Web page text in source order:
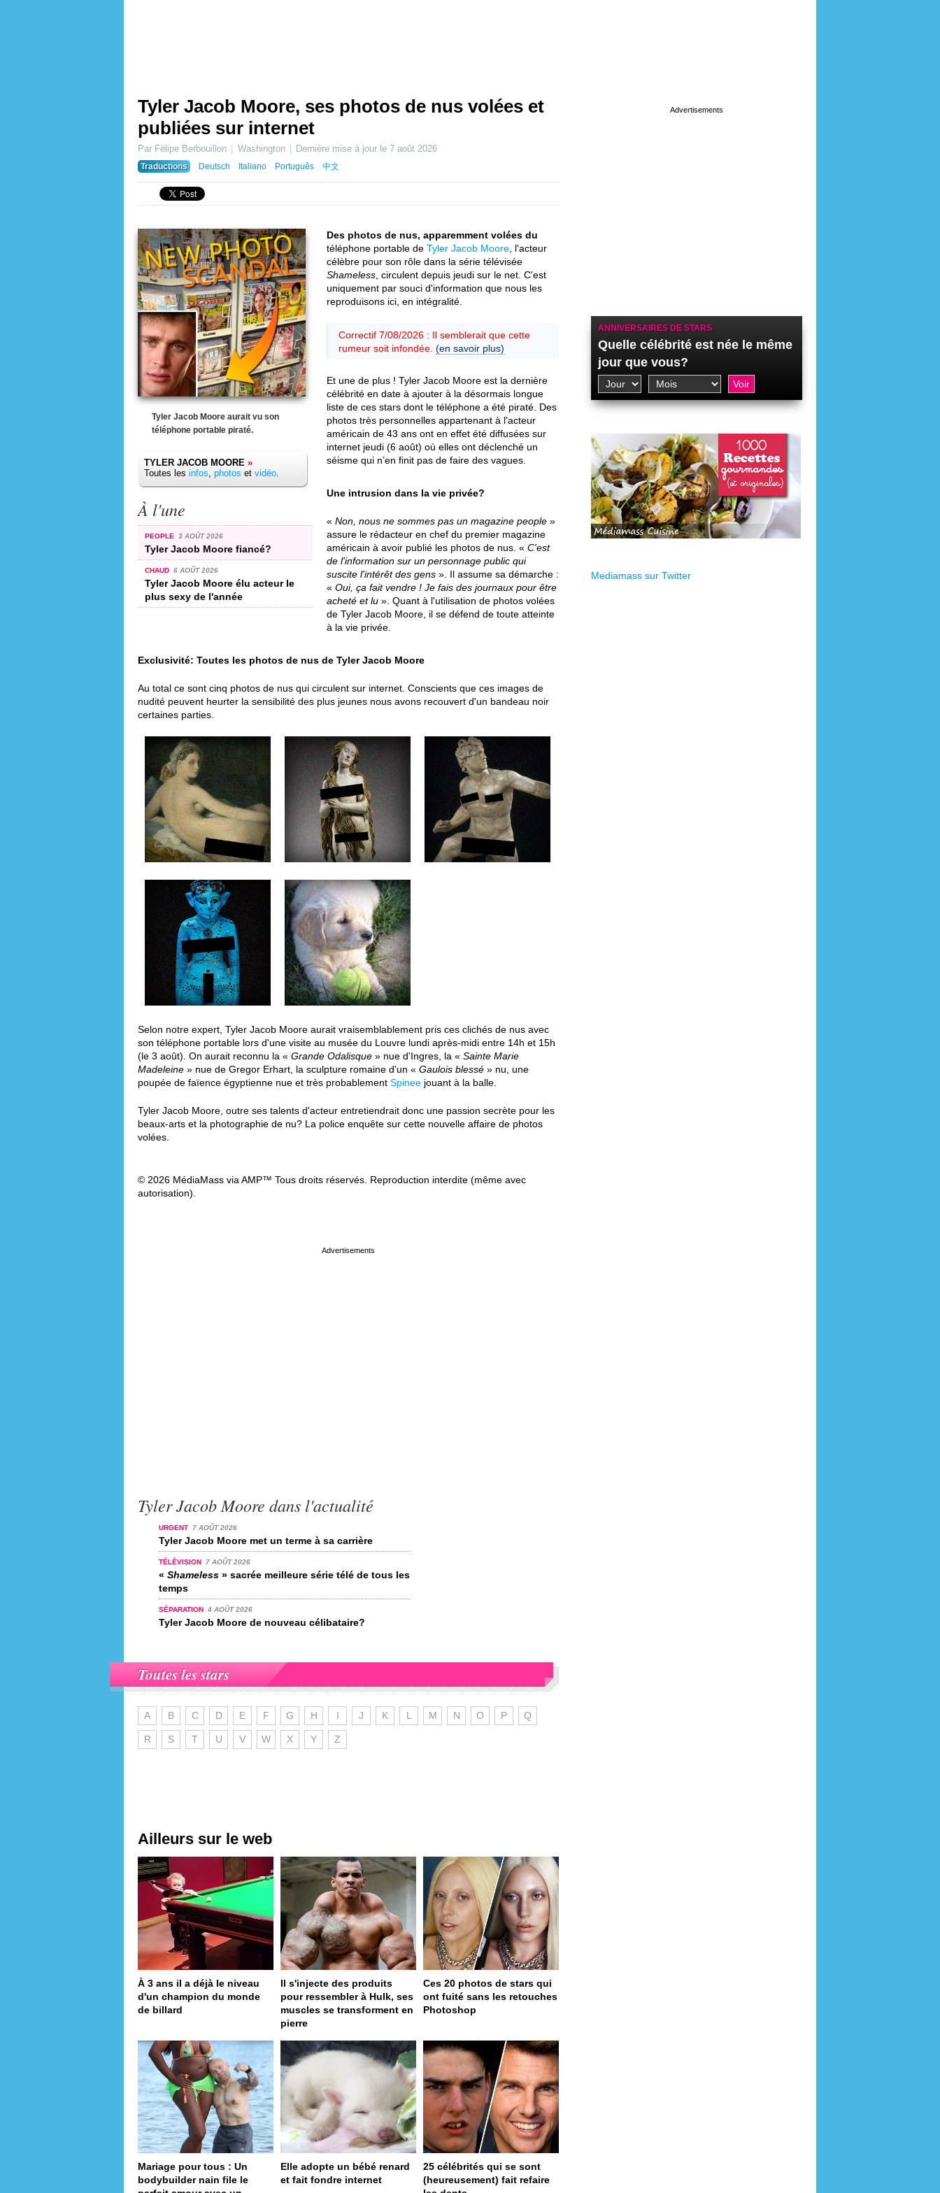
Tyler Jacob Moore, ses photos de nus volées et
publiées sur internet
Par Félipe Berbouillon Washington Dernière mise à jour le 7 août 2026
Traductions
Deutsch Italiano Português 中文
Tyler Jacob Moore aurait vu son
téléphone portable piraté.
TYLER JACOB MOORE »
Toutes les infos, photos et vidéo.
À l'une
PEOPLE 3 AOÛT 2026
Tyler Jacob Moore fiancé?
CHAUD 6 AOÛT 2026
Tyler Jacob Moore élu acteur le
plus sexy de l'année
Des photos de nus, apparemment volées du
téléphone portable de Tyler Jacob Moore , l'acteur
célèbre pour son rôle dans la série télévisée
Shameless , circulent depuis jeudi sur le net. C'est
uniquement par souci d'information que nous les
reproduisons ici, en intégralité.
Correctif 7/08/2026 : Il semblerait que cette
rumeur soit infondée. (en savoir plus)
Et une de plus ! Tyler Jacob Moore est la dernière
célébrité en date à ajouter à la désormais longue
liste de ces stars dont le téléphone a été piraté. Des
photos très personnelles appartenant à l'acteur
américain de 43 ans ont en effet été diffusées sur
internet jeudi (6 août) où elles ont déclenché un
séisme qui n’en finit pas de faire des vagues.
Une intrusion dans la vie privée?
« Non, nous ne sommes pas un magazine people »
assure le rédacteur en chef du premier magazine
américain à avoir publié les photos de nus. « C'est
de l'information sur un personnage public qui
suscite l'intérêt des gens ». Il assume sa démarche :
« Oui, ça fait vendre ! Je fais des journaux pour être
acheté et lu ». Quant à l'utilisation de photos volées
de Tyler Jacob Moore, il se défend de toute atteinte
à la vie privée.
Exclusivité: Toutes les photos de nus de Tyler Jacob Moore
Au total ce sont cinq photos de nus qui circulent sur internet. Conscients que ces images de
nudité peuvent heurter la sensibilité des plus jeunes nous avons recouvert d'un bandeau noir
certaines parties.
Selon notre expert, Tyler Jacob Moore aurait vraisemblablement pris ces clichés de nus avec
son téléphone portable lors d'une visite au musée du Louvre lundi après-midi entre 14h et 15h
(le 3 août). On aurait reconnu la « Grande Odalisque » nue d'Ingres, la « Sainte Marie
Madeleine » nue de Gregor Erhart, la sculpture romaine d'un « Gaulois blessé » nu, une
poupée de faïence égyptienne nue et très probablement Spinee jouant à la balle.
Tyler Jacob Moore, outre ses talents d'acteur entretiendrait donc une passion secrète pour les
beaux-arts et la photographie de nu? La police enquête sur cette nouvelle affaire de photos
volées.
© 2026 MédiaMass via AMP™ Tous droits réservés. Reproduction interdite (même avec
autorisation).
Tyler Jacob Moore dans l'actualité
URGENT 7 AOÛT 2026
Tyler Jacob Moore met un terme à sa carrière
TÉLÉVISION 7 AOÛT 2026
« Shameless » sacrée meilleure série télé de tous les
temps
SÉPARATION 4 AOÛT 2026
Tyler Jacob Moore de nouveau célibataire?
Toutes les stars
A B C D E F G H I J K L M N O P Q
R S T U V W X Y Z
Ailleurs sur le web
À 3 ans il a déjà le niveau
d'un champion du monde
de billard
Il s'injecte des produits
pour ressembler à Hulk, ses
muscles se transforment en
pierre
Ces 20 photos de stars qui
ont fuité sans les retouches
Photoshop
Mariage pour tous : Un
bodybuilder nain file le
Elle adopte un bébé renard
et fait fondre internet
25 célébrités qui se sont
(heureusement) fait refaire
ANNIVERSAIRES DE STARS
Quelle célébrité est née le même
jour que vous?
Mediamass sur Twitter